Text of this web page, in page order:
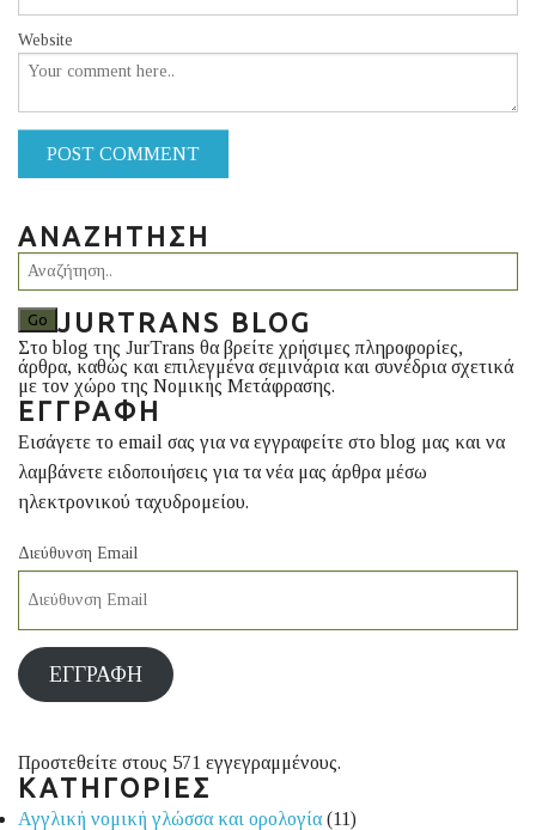
Website
POST COMMENT
ΑΝΑΖΉΤΗΣΗ
JURTRANS BLOG
Στο blog της JurTrans θα βρείτε χρήσιμες πληροφορίες,
άρθρα, καθώς και επιλεγμένα σεμινάρια και συνέδρια σχετικά
με τον χώρο της Νομικής Μετάφρασης.
ΕΓΓΡΑΦΉ
Εισάγετε το email σας για να εγγραφείτε στο blog μας και να
λαμβάνετε ειδοποιήσεις για τα νέα μας άρθρα μέσω
ηλεκτρονικού ταχυδρομείου.
Διεύθυνση Email
ΕΓΓΡΑΦΉ
Προστεθείτε στους 571 εγγεγραμμένους.
ΚΑΤΗΓΟΡΙΕΣ
Αγγλική νομική γλώσσα και ορολογία (11)